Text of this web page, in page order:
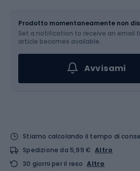
Scegli un'opzione...
Prodotto momentaneamente non
Set a notification to receive an email
article becomes available.
Avvisami
Stiamo calcolando il tempo di
Spedizione da 5,99 € Altro
30 giorni per il reso Altro